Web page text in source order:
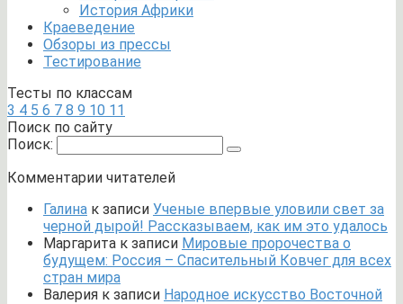
История Африки
Краеведение
Обзоры из прессы
Тестирование
Тесты по классам
3 4 5 6 7 8 9 10 11
Поиск по сайту
Поиск:
Комментарии читателей
Галина к записи Ученые впервые уловили свет за
черной дырой! Рассказываем, как им это удалось
Маргарита к записи Мировые пророчества о
будущем: Россия – Спасительный Ковчег для всех
стран мира
Валерия к записи Народное искусство Восточной